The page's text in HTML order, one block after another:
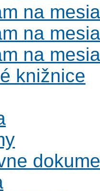
na
na
na
knižnice